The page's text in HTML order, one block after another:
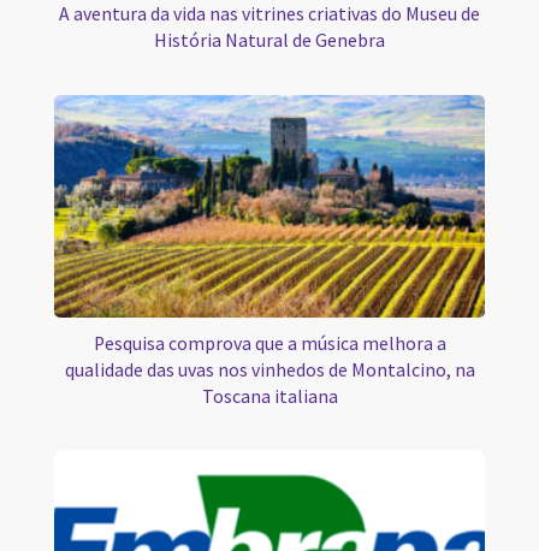
A aventura da vida nas vitrines criativas do Museu de
História Natural de Genebra
Pesquisa comprova que a música melhora a
qualidade das uvas nos vinhedos de Montalcino, na
Toscana italiana